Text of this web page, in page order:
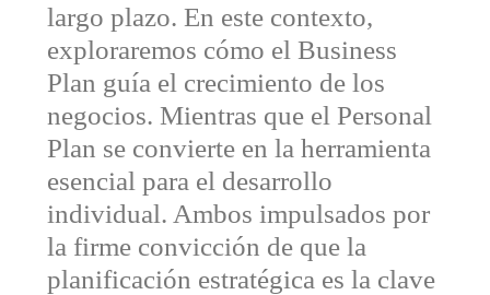
largo plazo. En este contexto,
exploraremos cómo el Business
Plan guía el crecimiento de los
negocios. Mientras que el Personal
Plan se convierte en la herramienta
esencial para el desarrollo
individual. Ambos impulsados por
la firme convicción de que la
planificación estratégica es la clave